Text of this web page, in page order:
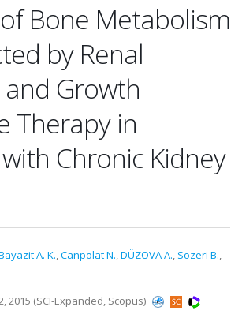
Bone Metabolism
by Renal
Growth
Therapy in
Chronic Kidney
A. K.,Canpolat N.,DÜZOVA A., Sozeri B.,
2015 (SCI-Expanded, Scopus)